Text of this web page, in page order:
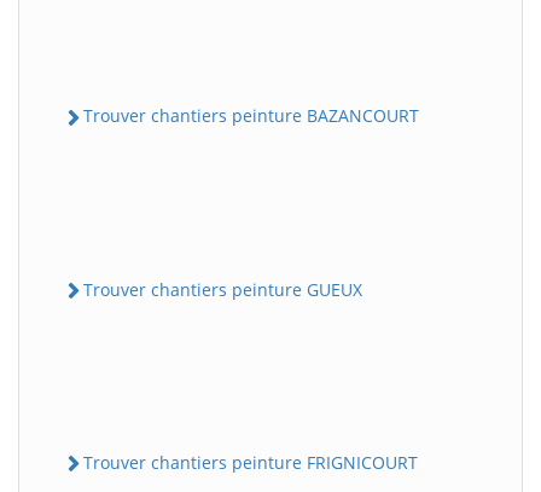
Trouver chantiers peinture BAZANCOURT
Trouver chantiers peinture GUEUX
Trouver chantiers peinture FRIGNICOURT